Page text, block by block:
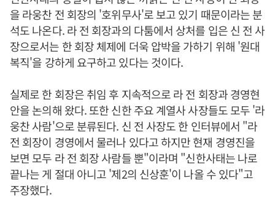
을 라웅찬 전 회장의 '호위무사'로 보고 있기 때문이라는 분
석도 나온다. 라 전 회장과의 다툼에서 상처를 입은 신 전 사
장으로서는 한 회장 체제에 더욱 압박을 가하기 위해 '원대
복직'을 강하게 요구하고 있다는 것이다.
실제로 한 회장은 취임 후 지속적으로 라 전 회장과 경영현
안을 논의해 왔다. 또한 신한 주요 계열사 사장들도 모두 '라
웅찬 사람'으로 분류된다. 신 전 사장도 한 인터뷰에서 "라
전 회장이 경영에서 물러나 있다고 하지만 현재 경영진을
보면 모두 라 전 회장 사람들 뿐"이라며 "신한사태는 나로
끝나는 게 절대 아니고 '제2의 신상훈'이 나올 수 있다"고
주장했다.